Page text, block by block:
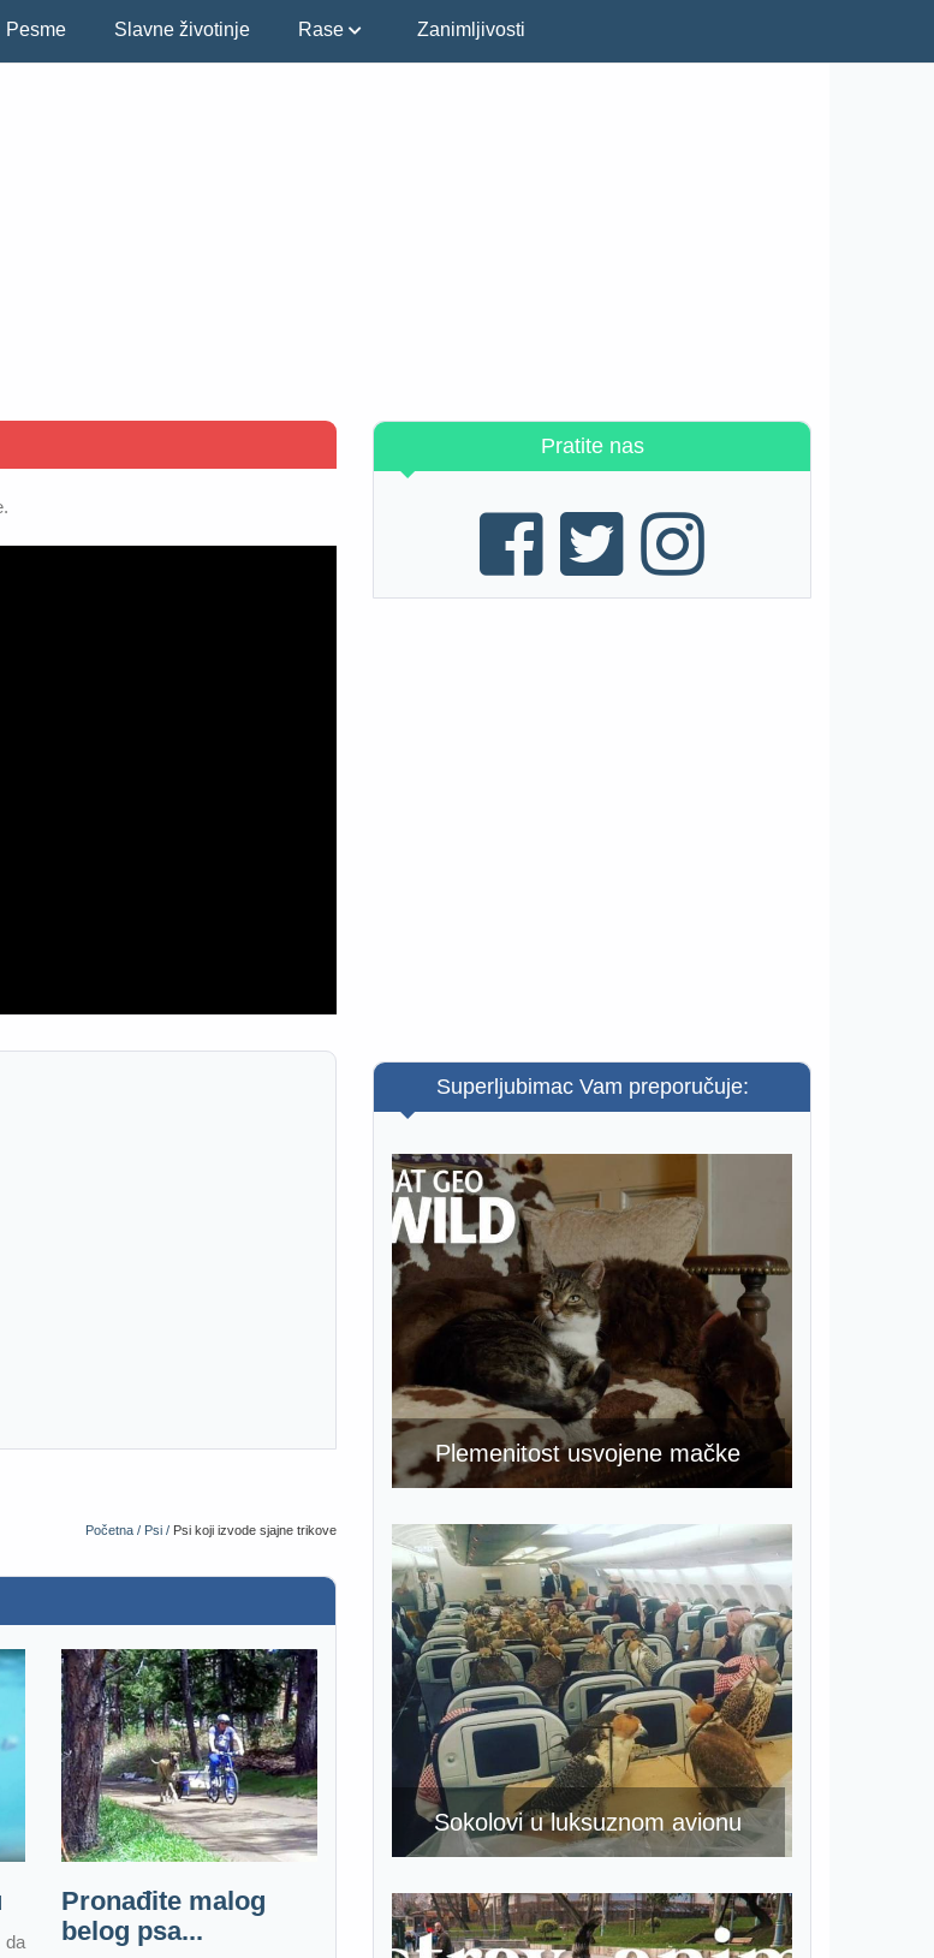
Pesme Slavne životinje Rase Zanimljivosti
Početna / Psi / Psi koji izvode sjajne trikove
Pronađite malog
belog psa...
Pratite nas
Superljubimac Vam preporučuje:
Plemenitost usvojene mačke
Sokolovi u luksuznom avionu